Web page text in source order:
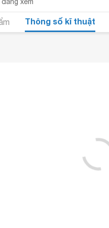
Thông số kĩ thuật